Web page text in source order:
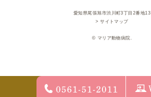
愛知県尾張旭市渋川町3丁目2番地13
> サイトマップ
© マリア動物病院.